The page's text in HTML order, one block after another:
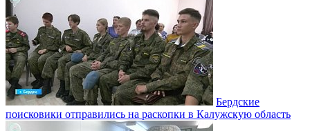
Бердские
поисковики отправились на раскопки в Калужскую область